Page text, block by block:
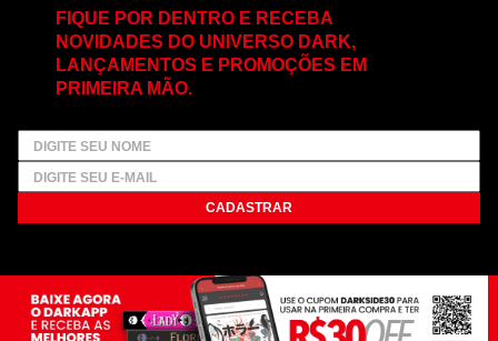
FIQUE POR DENTRO E RECEBA
NOVIDADES DO UNIVERSO DARK,
LANÇAMENTOS E PROMOÇÕES EM
PRIMEIRA MÃO.
CADASTRAR